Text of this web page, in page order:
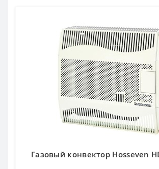
Газовый конвектор Hosseven